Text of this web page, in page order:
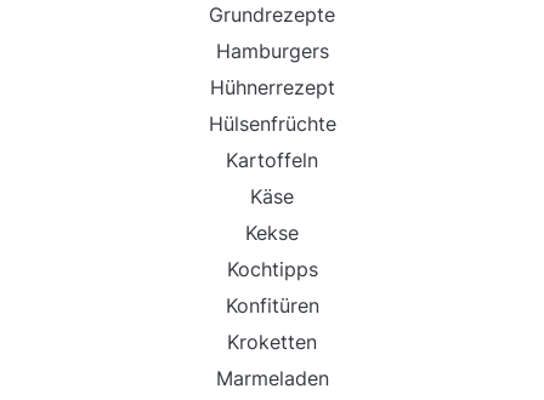
Grundrezepte
Hamburgers
Hühnerrezept
Hülsenfrüchte
Kartoffeln
Käse
Kekse
Kochtipps
Konfitüren
Kroketten
Marmeladen